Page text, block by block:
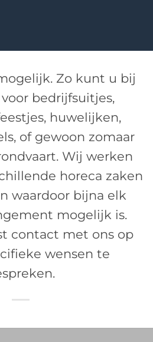
Zo kunt u bij
bedrijfsuitjes,
huwelijken,
of gewoon zomaar
Wij werken
horeca zaken
waardoor bijna elk
mogelijk is.
contact met ons op
wensen te